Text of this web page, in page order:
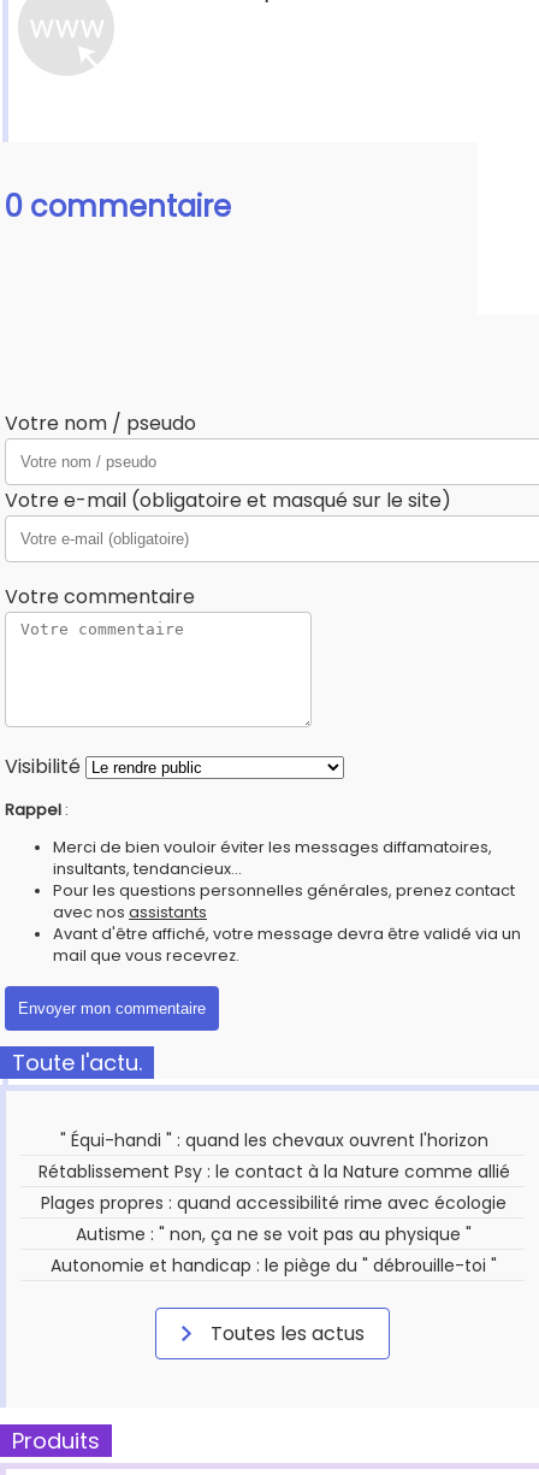
0 commentaire
Votre nom / pseudo
Votre e-mail (obligatoire et masqué sur le site)
Votre commentaire
Visibilité
Rappel :
Merci de bien vouloir éviter les messages diffamatoires,
insultants, tendancieux...
Pour les questions personnelles générales, prenez contact
avec nos assistants
Avant d'être affiché, votre message devra être validé via un
mail que vous recevrez.
Toute l'actu.
" Équi-handi " : quand les chevaux ouvrent l'horizon
Rétablissement Psy : le contact à la Nature comme allié
Plages propres : quand accessibilité rime avec écologie
Autisme : " non, ça ne se voit pas au physique "
Autonomie et handicap : le piège du " débrouille-toi "
Toutes les actus
Produits